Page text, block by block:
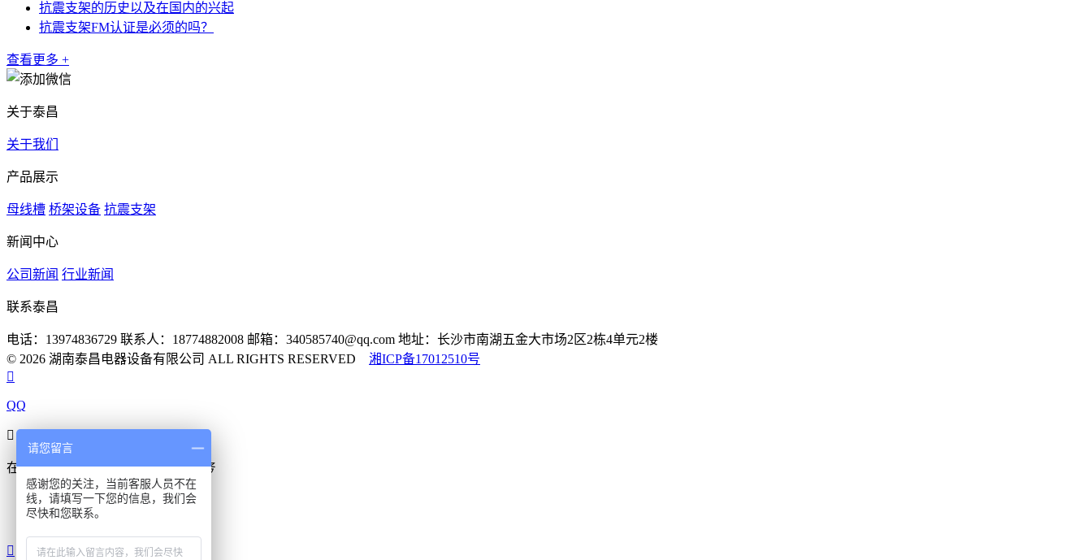
抗震支架的历史以及在国内的兴起
抗震支架FM认证是必须的吗？
查看更多 +
关于泰昌
关于我们
产品展示
母线槽 桥架设备 抗震支架
新闻中心
公司新闻 行业新闻
联系泰昌
电话：13974836729 联系人：18774882008 邮箱：340585740@qq.com 地址：长沙市南湖五金大市场2区2栋4单元2楼
© 2026 湖南泰昌电器设备有限公司 ALL RIGHTS RESERVED 湘ICP备17012510号

QQ

在线咨询真诚为您提供专业解答服务
在线客服
在线客服

请您留言
感谢您的关注，当前客服人员不在
线，请填写一下您的信息，我们会
尽快和您联系。